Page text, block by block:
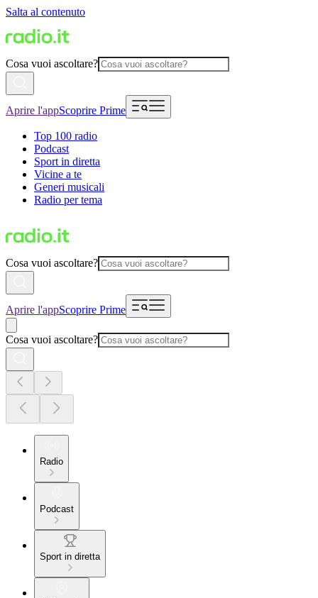
Salta al contenuto
Cosa vuoi ascoltare?
Aprire l'appScoprire Prime
Top 100 radio
Podcast
Sport in diretta
Vicine a te
Generi musicali
Radio per tema
Cosa vuoi ascoltare?
Aprire l'appScoprire Prime
Cosa vuoi ascoltare?
Radio
Podcast
Sport in diretta